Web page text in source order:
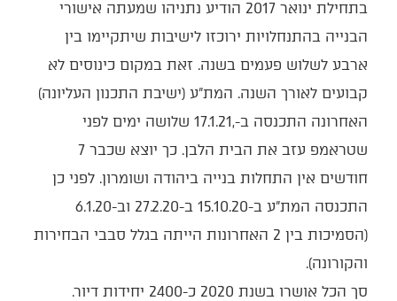
בתחילת ינואר 2017 הודיע נתניהו שמעתה אישורי
הבנייה בהתנחלויות ירוכזו לישיבות שיתקיימו בין
ארבע לשלוש פעמים בשנה. זאת במקום כינוסים לא
קבועים לאורך השנה. המת"ע (ישיבת התכנון העליונה)
האחרונה התכנסה ב-,17.1.21 שלושה ימים לפני
שטראמפ עזב את הבית הלבן. כך יוצא שכבר 7
חודשים אין התחלות בנייה ביהודה ושומרון. לפני כן
התכנסה המת"ע ב-15.10.20 ב-27.2.20 וב-6.1.20
(הסמיכות בין 2 האחרונות הייתה בגלל סבבי הבחירות
והקורונה).
סך הכל אושרו בשנת 2020 כ-2400 יחידות דיור.